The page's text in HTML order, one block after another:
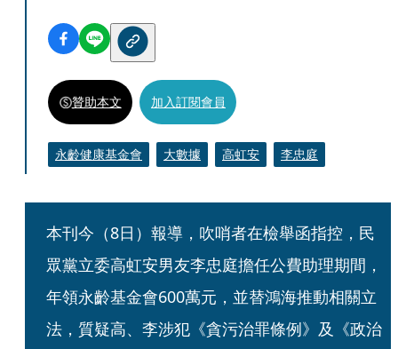
贊助本文 加入訂閱會員
永齡健康基金會 大數據 高虹安 李忠庭
本刊今（8日）報導，吹哨者在檢舉函指控，民
眾黨立委高虹安男友李忠庭擔任公費助理期間，
年領永齡基金會600萬元，並替鴻海推動相關立
法，質疑高、李涉犯《貪污治罪條例》及《政治